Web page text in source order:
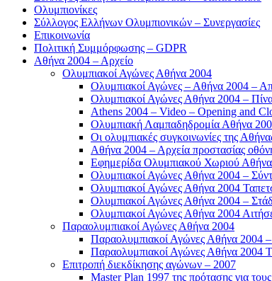
Ολυμπιονίκες
Σύλλογος Ελλήνων Ολυμπιονικών – Συνεργασίες
Επικοινωνία
Πολιτική Συμμόρφωσης – GDPR
Αθήνα 2004 – Αρχείο
Ολυμπιακοί Αγώνες Αθήνα 2004
Ολυμπιακοί Αγώνες – Αθήνα 2004 –
Ολυμπιακοί Αγώνες Αθήνα 2004 –
Athens 2004 – Video – Opening and
Ολυμπιακή Λαμπαδηδρομία Αθήνα
Οι ολυμπιακές συγκοινωνίες της
Αθήνα 2004 – Αρχεία προστασίας
Εφημερίδα Ολυμπιακού Χωριού
Ολυμπιακοί Αγώνες Αθήνα 2004 –
Ολυμπιακοί Αγώνες Αθήνα 2004
Ολυμπιακοί Αγώνες Αθήνα 2004 –
Ολυμπιακοί Αγώνες Αθήνα 2004
Παραολυμπιακοί Αγώνες Αθήνα 2004
Παραολυμπιακοί Αγώνες Αθήνα 2004
Παραολυμπιακοί Αγώνες Αθήνα 2004
Επιτροπή διεκδίκησης αγώνων – 2007
Master Plan 1997 της πρότασης για